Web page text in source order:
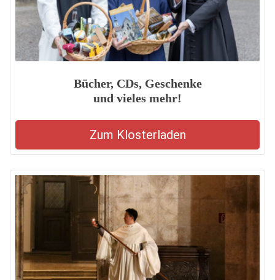
Bücher, CDs, Geschenke
und vieles mehr!
Zum Klosterladen